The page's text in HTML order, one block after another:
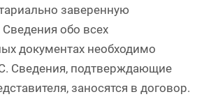
заверенную
обо всех
документах необходимо
Сведения, подтверждающие
заносятся в договор.